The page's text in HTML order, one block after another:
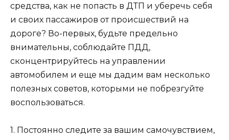
средства, как не попасть в ДТП и уберечь себя
и своих пассажиров от происшествий на
дороге? Во-первых, будьте предельно
внимательны, соблюдайте ПДД,
сконцентрируйтесь на управлении
автомобилем и еще мы дадим вам несколько
полезных советов, которыми не побрезгуйте
воспользоваться.
1. Постоянно следите за вашим самочувствием,